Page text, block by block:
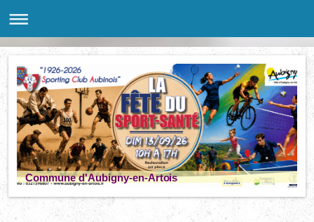
Commune d'Aubigny-en-Artois